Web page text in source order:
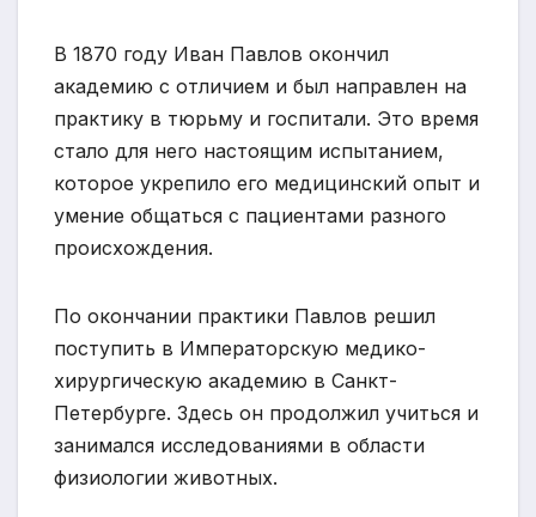
В 1870 году Иван Павлов окончил
академию с отличием и был направлен на
практику в тюрьму и госпитали. Это время
стало для него настоящим испытанием,
которое укрепило его медицинский опыт и
умение общаться с пациентами разного
происхождения.
По окончании практики Павлов решил
поступить в Императорскую медико-
хирургическую академию в Санкт-
Петербурге. Здесь он продолжил учиться и
занимался исследованиями в области
физиологии животных.